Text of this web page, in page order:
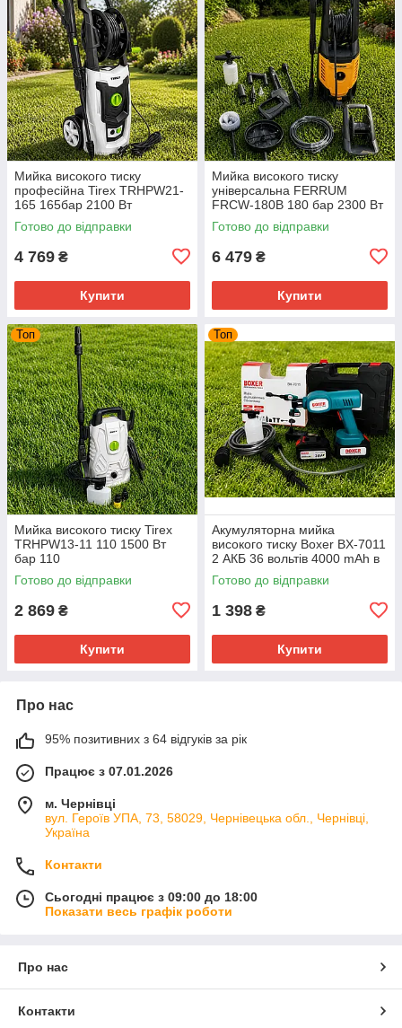
Мийка високого тиску
професійна Tirex TRHPW21-
165 165бар 2100 Вт
ротаційна насадка в
комплекті
Готово до відправки
4 769 ₴
Купити
Мийка високого тиску
універсальна FERRUM
FRCW-180B 180 бар 2300 Вт
ASS
Готово до відправки
6 479 ₴
Купити
Топ
Мийка високого тиску Tirex
TRHPW13-11 110 1500 Вт
бар 110
Готово до відправки
2 869 ₴
Купити
Топ
Акумуляторна мийка
високого тиску Boxer BX-7011
2 АКБ 36 вольтів 4000 mAh в
Кейсі
Готово до відправки
1 398 ₴
Купити
Про нас
95% позитивних з 64 відгуків за рік
Працює з 07.01.2026
м. Чернівці
вул. Героїв УПА, 73, 58029, Чернівецька обл., Чернівці,
Україна
Контакти
Сьогодні працює з 09:00 до 18:00
Показати весь графік роботи
Про нас
Контакти